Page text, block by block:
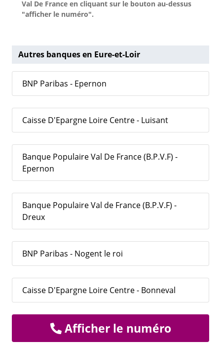
Val De France en cliquant sur le bouton au-dessus
"afficher le numéro".
Autres banques en Eure-et-Loir
BNP Paribas - Epernon
Caisse D'Epargne Loire Centre - Luisant
Banque Populaire Val De France (B.P.V.F) -
Epernon
Banque Populaire Val de France (B.P.V.F) -
Dreux
BNP Paribas - Nogent le roi
Caisse D'Epargne Loire Centre - Bonneval
Afficher le numéro